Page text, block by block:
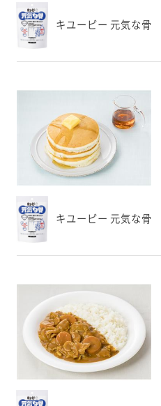
キユーピー 元気な骨
キユーピー 元気な骨